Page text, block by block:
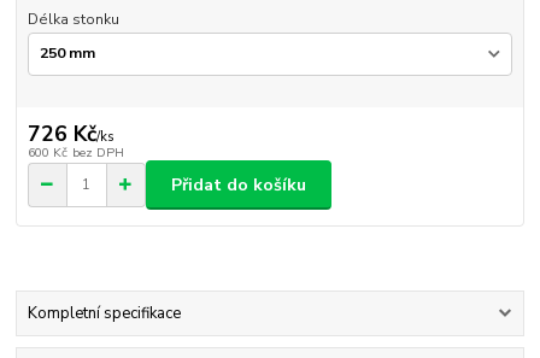
Délka stonku
726 Kč/ks
600 Kč bez DPH
Přidat do košíku
Kompletní specifikace